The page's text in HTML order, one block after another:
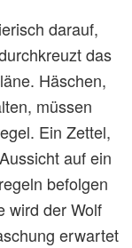
darauf,
das
Häschen,
müssen
Ein Zettel,
auf ein
befolgen
wird der Wolf
erwartet